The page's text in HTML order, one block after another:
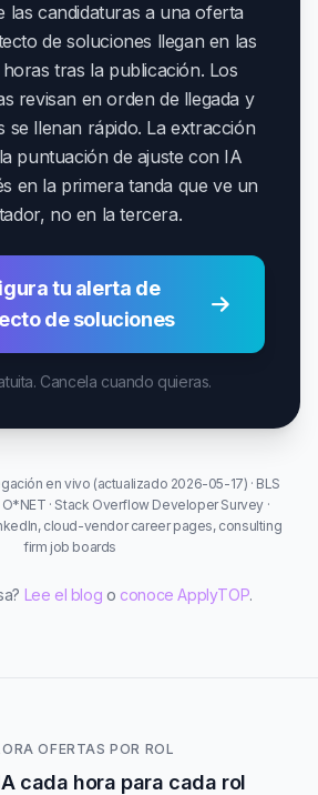
las candidaturas a una oferta
de soluciones llegan en las
tras la publicación. Los
revisan en orden de llegada y
se llenan rápido. La extracción
puntuación de ajuste con IA
en la primera tanda que ve un
no en la tercera.
tu alerta de
de soluciones
Cancela cuando quieras.
en vivo (actualizado 2026-05-17) · BLS
O*NET · Stack Overflow Developer Survey ·
cloud-vendor career pages, consulting
firm job boards
Lee el blog o conoce ApplyTOP.
OFERTAS POR ROL
cada hora para cada rol